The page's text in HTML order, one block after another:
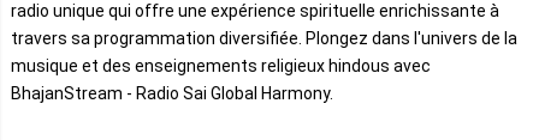
radio unique qui offre une expérience spirituelle enrichissante à
travers sa programmation diversifiée. Plongez dans l'univers de la
musique et des enseignements religieux hindous avec
BhajanStream - Radio Sai Global Harmony.